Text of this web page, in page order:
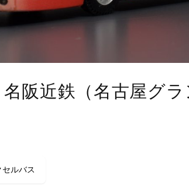
名阪近鉄（名古屋グラ
ルバス